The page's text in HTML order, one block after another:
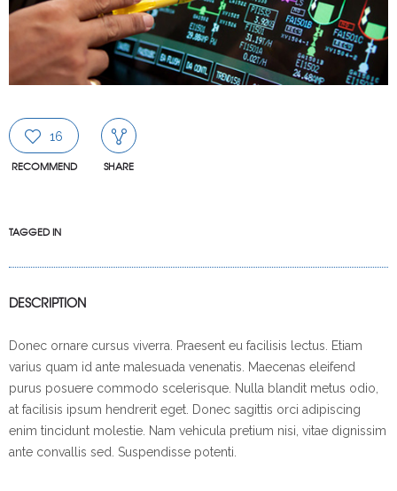
16
RECOMMEND SHARE
TAGGED IN
DESCRIPTION
Donec ornare cursus viverra. Praesent eu facilisis lectus. Etiam
varius quam id ante malesuada venenatis. Maecenas eleifend
purus posuere commodo scelerisque. Nulla blandit metus odio,
at facilisis ipsum hendrerit eget. Donec sagittis orci adipiscing
enim tincidunt molestie. Nam vehicula pretium nisi, vitae dignissim
ante convallis sed. Suspendisse potenti.